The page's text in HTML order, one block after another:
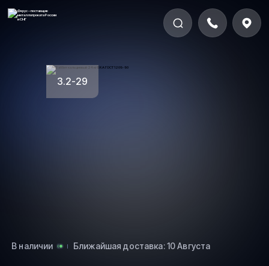
3.2-29
В наличии Ближайшая доставка: 10 Августа